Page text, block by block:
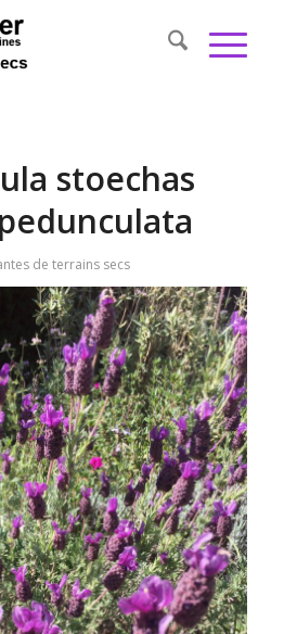
stoechas
de terrains secs